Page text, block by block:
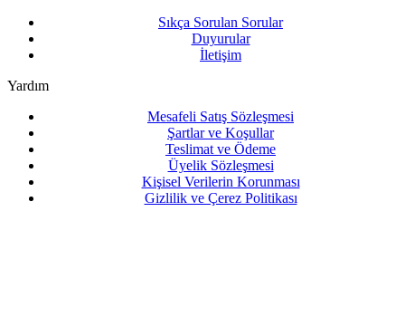
Sıkça Sorulan Sorular
Duyurular
İletişim
Yardım
Mesafeli Satış Sözleşmesi
Şartlar ve Koşullar
Teslimat ve Ödeme
Üyelik Sözleşmesi
Kişisel Verilerin Korunması
Gizlilik ve Çerez Politikası